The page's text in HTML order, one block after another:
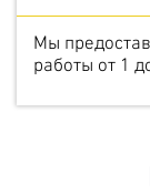
Мы
работы от 1